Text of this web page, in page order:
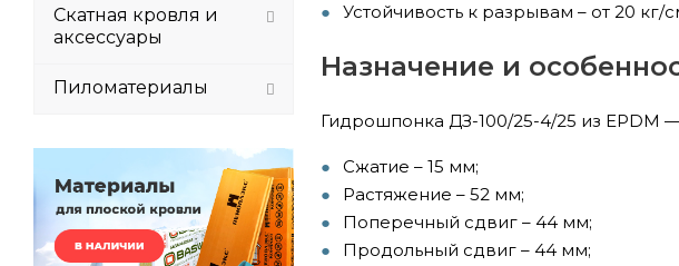
Устойчивость к разрывам – от 20 кг/
Назначение и
Гидрошпонка ДЗ-100/25-4/25 из EPDM
Сжатие – 15 мм;
Растяжение – 52 мм;
Поперечный сдвиг – 44 мм;
Продольный сдвиг – 44 мм;
Скатная кровля и
аксессуары
Пиломатериалы